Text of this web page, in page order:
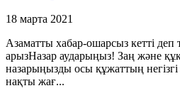
18 марта 2021
Азаматты хабар-ошарсыз кетті деп
арызНазар аударыңыз! Заң және
назарыңызды осы құжаттың
нақты жағ...